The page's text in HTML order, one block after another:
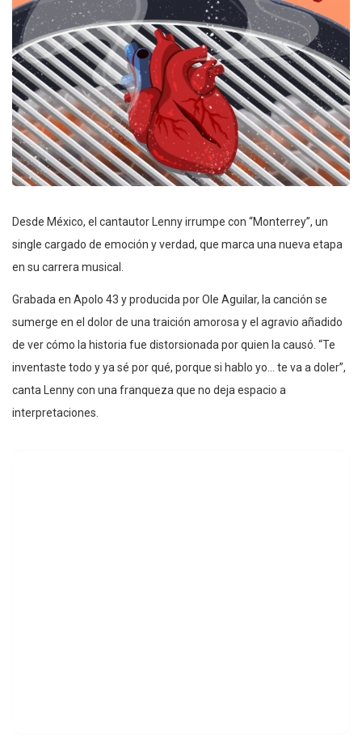
Desde México, el cantautor Lenny irrumpe con “Monterrey”, un
single cargado de emoción y verdad, que marca una nueva etapa
en su carrera musical.
Grabada en Apolo 43 y producida por Ole Aguilar, la canción se
sumerge en el dolor de una traición amorosa y el agravio añadido
de ver cómo la historia fue distorsionada por quien la causó. “Te
inventaste todo y ya sé por qué, porque si hablo yo… te va a doler”,
canta Lenny con una franqueza que no deja espacio a
interpretaciones.